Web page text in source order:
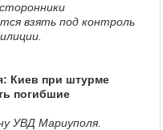
взять под контроль
Киев при штурме
погибшие
УВД Мариуполя.